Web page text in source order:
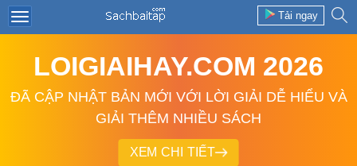
Tải ngay
LOIGIAIHAY.COM 2026
ĐÃ CẬP NHẬT BẢN MỚI VỚI LỜI GIẢI DỄ HIỂU VÀ
GIẢI THÊM NHIỀU SÁCH
XEM CHI TIẾT